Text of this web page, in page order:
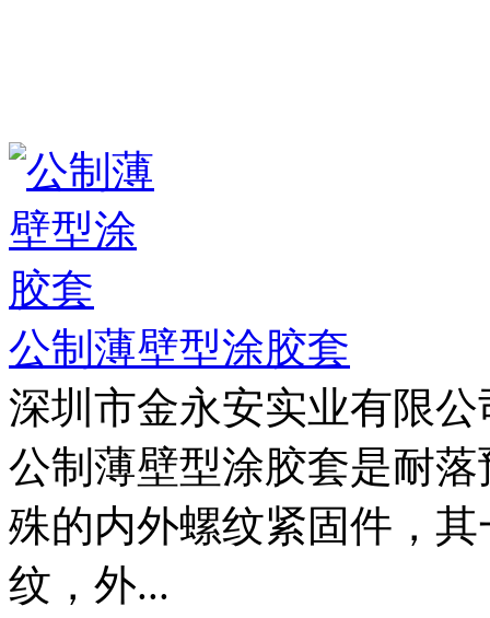
公制薄壁型涂胶套
深圳市金永安实业有限公
公制薄壁型涂胶套是耐
殊的内外螺纹紧固件，
纹，外...